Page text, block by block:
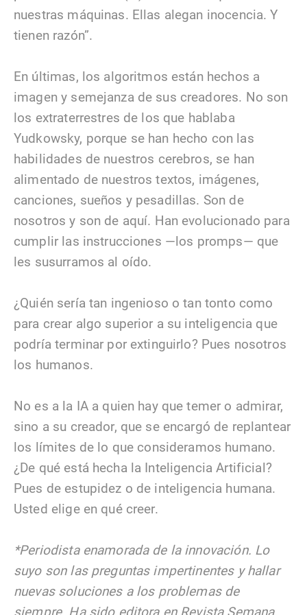
nuestras máquinas. Ellas alegan inocencia. Y
tienen razón”.
En últimas, los algoritmos están hechos a
imagen y semejanza de sus creadores. No son
los extraterrestres de los que hablaba
Yudkowsky, porque se han hecho con las
habilidades de nuestros cerebros, se han
alimentado de nuestros textos, imágenes,
canciones, sueños y pesadillas. Son de
nosotros y son de aquí. Han evolucionado para
cumplir las instrucciones —los promps— que
les susurramos al oído.
¿Quién sería tan ingenioso o tan tonto como
para crear algo superior a su inteligencia que
podría terminar por extinguirlo? Pues nosotros
los humanos.
No es a la IA a quien hay que temer o admirar,
sino a su creador, que se encargó de replantear
los límites de lo que consideramos humano.
¿De qué está hecha la Inteligencia Artificial?
Pues de estupidez o de inteligencia humana.
Usted elige en qué creer.
*Periodista enamorada de la innovación. Lo
suyo son las preguntas impertinentes y hallar
nuevas soluciones a los problemas de
siempre. Ha sido editora en Revista Semana,